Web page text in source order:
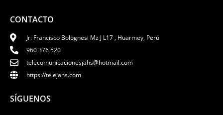
CONTACTO
Jr. Francisco Bolognesi Mz J L17 , Huarmey, Perú
960 376 520
telecomunicacionesjahs@hotmail.com
https://telejahs.com
SÍGUENOS